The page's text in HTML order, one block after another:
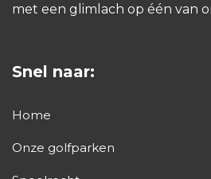
past bij de persoon die voor
aanpak blijft persoonlijk en
met een glimlach op één van
Snel naar:
Home
Onze golfparken